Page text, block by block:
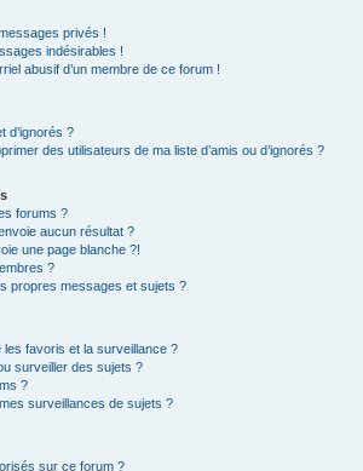
privés !
indésirables !
abusif d’un membre de ce forum !
d’ignorés ?
des utilisateurs de ma liste d’amis ou d’ignorés ?
forums ?
aucun résultat ?
une page blanche ?!
?
propres messages et sujets ?
favoris et la surveillance ?
surveiller des sujets ?
?
surveillances de sujets ?
sur ce forum ?